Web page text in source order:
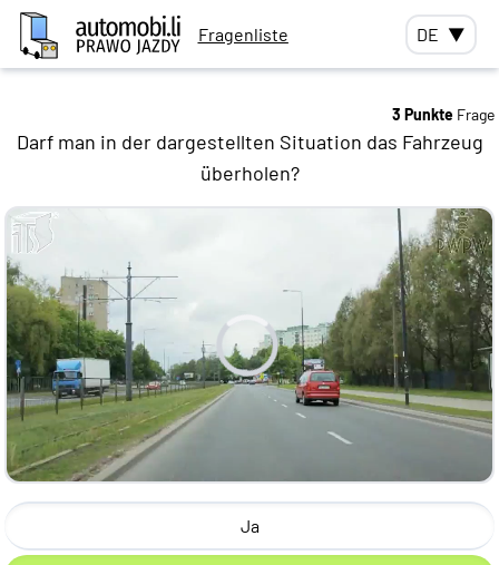
Fragenliste DE ▼
3 Punkte Frage
Darf man in der dargestellten Situation das Fahrzeug
überholen?
Ja